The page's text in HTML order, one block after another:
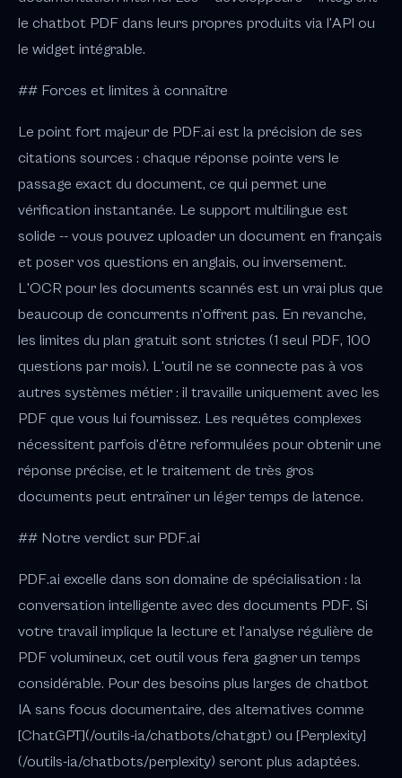
le chatbot PDF dans leurs propres produits via l'API ou
le widget intégrable.
## Forces et limites à connaître
Le point fort majeur de PDF.ai est la précision de ses
citations sources : chaque réponse pointe vers le
passage exact du document, ce qui permet une
vérification instantanée. Le support multilingue est
solide -- vous pouvez uploader un document en français
et poser vos questions en anglais, ou inversement.
L'OCR pour les documents scannés est un vrai plus que
beaucoup de concurrents n'offrent pas. En revanche,
les limites du plan gratuit sont strictes (1 seul PDF, 100
questions par mois). L'outil ne se connecte pas à vos
autres systèmes métier : il travaille uniquement avec les
PDF que vous lui fournissez. Les requêtes complexes
nécessitent parfois d'être reformulées pour obtenir une
réponse précise, et le traitement de très gros
documents peut entraîner un léger temps de latence.
## Notre verdict sur PDF.ai
PDF.ai excelle dans son domaine de spécialisation : la
conversation intelligente avec des documents PDF. Si
votre travail implique la lecture et l'analyse régulière de
PDF volumineux, cet outil vous fera gagner un temps
considérable. Pour des besoins plus larges de chatbot
IA sans focus documentaire, des alternatives comme
[ChatGPT](/outils-ia/chatbots/chatgpt) ou [Perplexity]
(/outils-ia/chatbots/perplexity) seront plus adaptées.